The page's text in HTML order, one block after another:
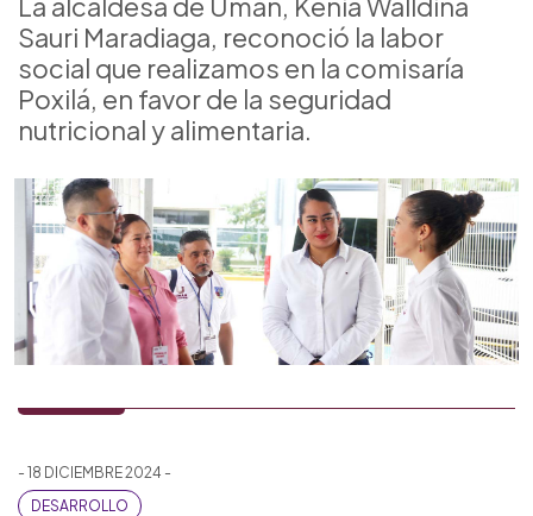
Sauri Maradiaga, reconoció la labor
social que realizamos en la comisaría
Poxilá, en favor de la seguridad
nutricional y alimentaria.
- 18 DICIEMBRE 2024 -
DESARROLLO